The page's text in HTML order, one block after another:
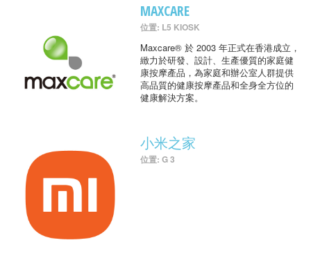
MAXCARE
位置: L5 KIOSK
Maxcare® 於 2003 年正式在香港成立，
緻力於研發、設計、生產優質的家庭健
康按摩產品，為家庭和辦公室人群提供
高品質的健康按摩產品和全身全方位的
健康解決方案。
小米之家
位置: G 3